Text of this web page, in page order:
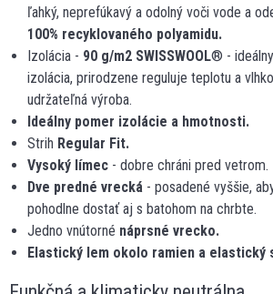
ľahký, neprefúkavý a odolný voči vode a
100% recyklovaného polyamidu.
Izolácia - 90 g/m2 SWISSWOOL® -
izolácia, prirodzene reguluje teplotu a
udržateľná výroba.
Ideálny pomer izolácie a hmotnosti.
Strih Regular Fit.
Vysoký límec - dobre chráni pred vetrom.
Dve predné vrecká - posadené vyššie,
pohodlne dostať aj s batohom na chrbte.
Jedno vnútorné náprsné vrecko.
Elastický lem okolo ramien a elastický